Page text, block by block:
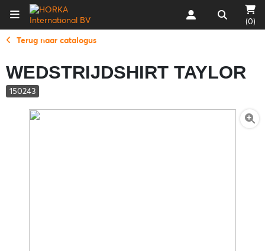
(0)
Terug naar catalogus
WEDSTRIJDSHIRT TAYLOR
150243